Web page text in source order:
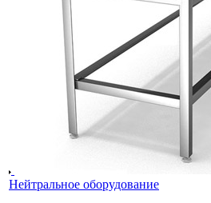
Нейтральное оборудование